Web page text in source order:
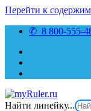
Перейти к
✆ 8 800-555-
Найти линейку...